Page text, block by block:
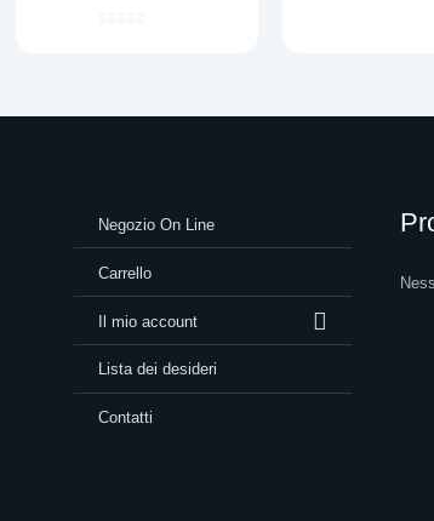
Negozio On Line
Carrello
Il mio account
Lista dei desideri
Contatti